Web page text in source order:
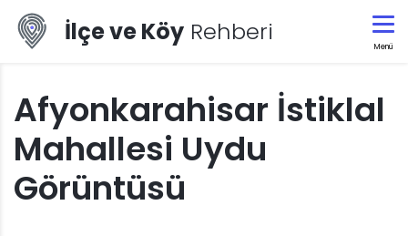
İlçe ve Köy Rehberi
Menü
Afyonkarahisar İstiklal
Mahallesi Uydu
Görüntüsü